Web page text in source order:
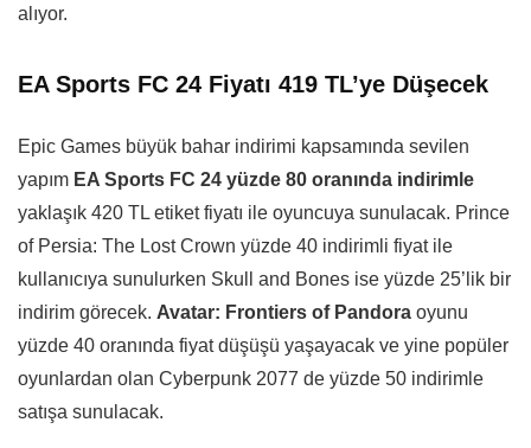
alıyor.
EA Sports FC 24 Fiyatı 419 TL’ye Düşecek
Epic Games büyük bahar indirimi kapsamında sevilen
yapım EA Sports FC 24 yüzde 80 oranında indirimle
yaklaşık 420 TL etiket fiyatı ile oyuncuya sunulacak. Prince
of Persia: The Lost Crown yüzde 40 indirimli fiyat ile
kullanıcıya sunulurken Skull and Bones ise yüzde 25’lik bir
indirim görecek. Avatar: Frontiers of Pandora oyunu
yüzde 40 oranında fiyat düşüşü yaşayacak ve yine popüler
oyunlardan olan Cyberpunk 2077 de yüzde 50 indirimle
satışa sunulacak.